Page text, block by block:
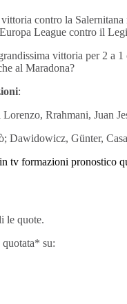
contro la
League contro il
vittoria per 2 a 1
al Maradona?
:
Rrahmani, Juan
Dawidowicz, Günter,
le quote.
quotata* su: